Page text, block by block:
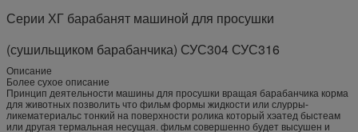
Серии ХГ барабанят машиной для просушки
(сушильщиком барабанчика) СУС304 СУС316
Описание
Более сухое описание
Принцип деятельности машины для просушки вращая барабанчика корма
для животных позволить что фильм формы жидкости или слурры-
ликематериальс тонкий на поверхности ролика который хэатед быстеам
или другая термальная несущая. фильм совершенно будет высушен и